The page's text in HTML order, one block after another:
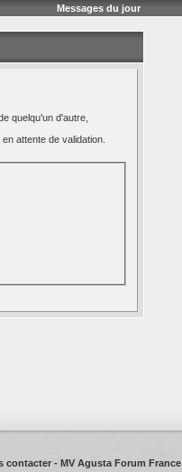
Messages du jour
quelqu'un d'autre,
attente de validation.
contacter - MV Agusta Forum France